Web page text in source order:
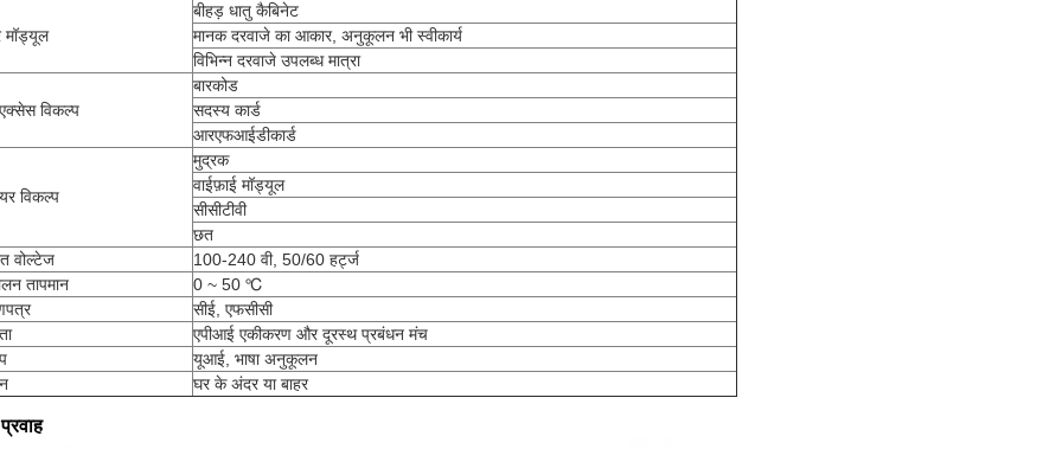
मॉड्यूल
बीहड़ धातु कैबिनेट
मानक दरवाजे का आकार, अनुकूलन भी स्वीकार्य
विभिन्न दरवाजे उपलब्ध मात्रा
विकल्प
बारकोड
सदस्य कार्ड
आरएफआईडीकार्ड
विकल्प
मुद्रक
वाईफ़ाई मॉड्यूल
सीसीटीवी
छत
वोल्टेज
100-240 वी, 50/60 हर्ट्ज
तापमान
0 ~ 50 ℃
सीई, एफसीसी
एपीआई एकीकरण और दूरस्थ प्रबंधन मंच
यूआई, भाषा अनुकूलन
घर के अंदर या बाहर